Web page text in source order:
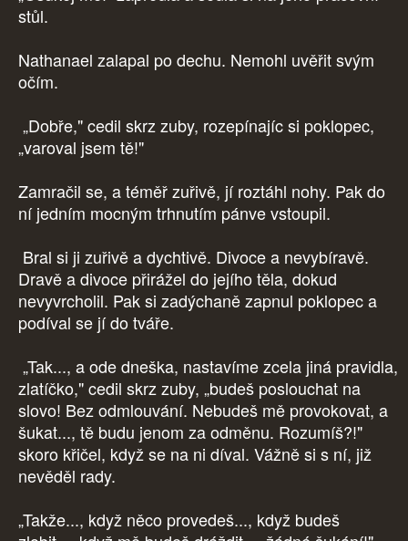
stůl.
Nathanael zalapal po dechu. Nemohl uvěřit svým
očím.
„Dobře," cedil skrz zuby, rozepínajíc si poklopec,
„varoval jsem tě!"
Zamračil se, a téměř zuřivě, jí roztáhl nohy. Pak do
ní jedním mocným trhnutím pánve vstoupil.
Bral si ji zuřivě a dychtivě. Divoce a nevybíravě.
Dravě a divoce přirážel do jejího těla, dokud
nevyvrcholil. Pak si zadýchaně zapnul poklopec a
podíval se jí do tváře.
„Tak..., a ode dneška, nastavíme zcela jiná pravidla,
zlatíčko," cedil skrz zuby, „budeš poslouchat na
slovo! Bez odmlouvání. Nebudeš mě provokovat, a
šukat..., tě budu jenom za odměnu. Rozumíš?!"
skoro křičel, když se na ni díval. Vážně si s ní, již
nevěděl rady.
„Takže..., když něco provedeš..., když budeš